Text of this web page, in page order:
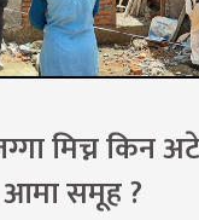
मिच्न किन
आमा समूह ?